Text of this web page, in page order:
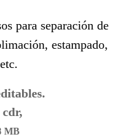
para separación de
estampado,
MB